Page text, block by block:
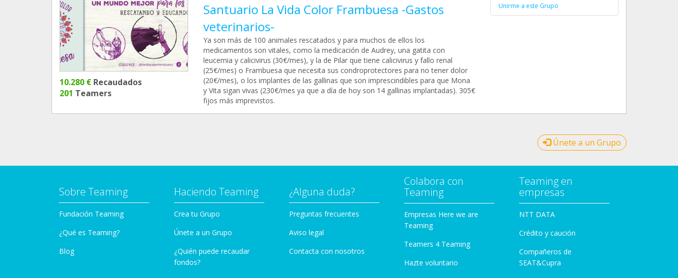
10.280 € Recaudados
201 Teamers
Santuario La Vida Color Frambuesa -Gastos
veterinarios-
Ya son más de 100 animales rescatados y para muchos de ellos los
medicamentos son vitales, como la medicación de Audrey, una gatita con
leucemia y calicivirus (30€/mes), y la de Pilar que tiene calicivirus y fallo renal
(25€/mes) o Frambuesa que necesita sus condroprotectores para no tener dolor
(20€/mes), o los implantes de las gallinas que son imprescindibles para que Mona
y Vita sigan vivas (230€/mes ya que a día de hoy son 14 gallinas implantadas). 305€
fijos más imprevistos.
Unirme a este Grupo
Únete a un Grupo
Sobre Teaming
Fundación Teaming
¿Qué es Teaming?
Blog
Haciendo Teaming
Crea tu Grupo
Únete a un Grupo
¿Quién puede recaudar
fondos?
¿Alguna duda?
Preguntas frecuentes
Aviso legal
Contacta con nosotros
Colabora con
Teaming
Empresas Here we are
Teaming
Teamers 4 Teaming
Hazte voluntario
Teaming en
empresas
NTT DATA
Crédito y caución
Compañeros de
SEAT&Cupra